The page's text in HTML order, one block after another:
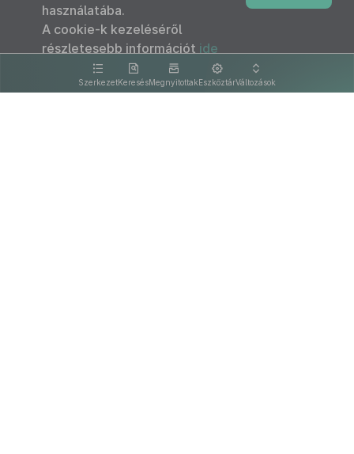
SzerkezetKeresésMegnyitottakEszköztárVáltozások
használatába.
A cookie-k kezeléséről
részletesebb információt ide
kattintva olvashat.